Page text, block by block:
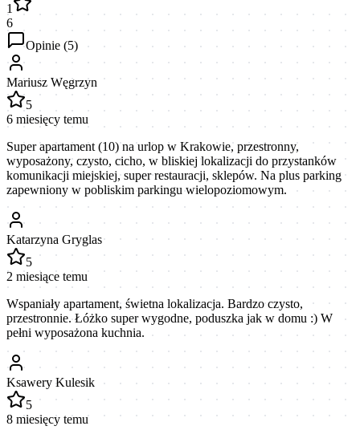
1
6
Opinie (5)
Mariusz Węgrzyn
5
6 miesięcy temu
Super apartament (10) na urlop w Krakowie, przestronny,
wyposażony, czysto, cicho, w bliskiej lokalizacji do przystanków
komunikacji miejskiej, super restauracji, sklepów. Na plus parking
zapewniony w pobliskim parkingu wielopoziomowym.
Katarzyna Gryglas
5
2 miesiące temu
Wspaniały apartament, świetna lokalizacja. Bardzo czysto,
przestronnie. Łóżko super wygodne, poduszka jak w domu :) W
pełni wyposażona kuchnia.
Ksawery Kulesik
5
8 miesięcy temu